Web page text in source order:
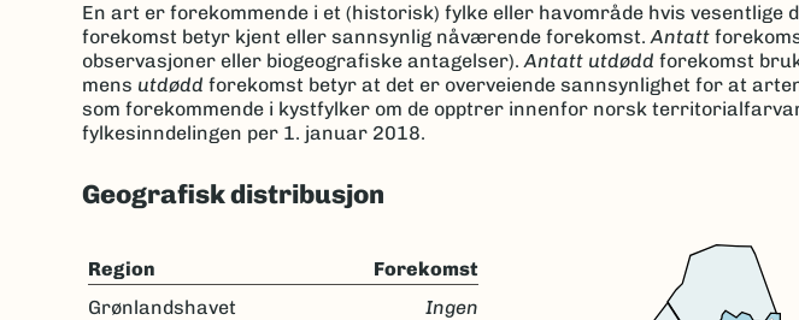
En art er forekommende i et (historisk) fylke eller havområde hvis vesentlige
forekomst betyr kjent eller sannsynlig nåværende forekomst.Antatt
observasjoner eller biogeografiske antagelser).Antatt utdødd forekomst
mens utdødd forekomst betyr at det er overveiende sannsynlighet for at
som forekommende i kystfylker om de opptrer innenfor norsk
fylkesinndelingen per 1. januar 2018.
Geografisk distribusjon
Region
Forekomst
Grønlandshavet
Ingen